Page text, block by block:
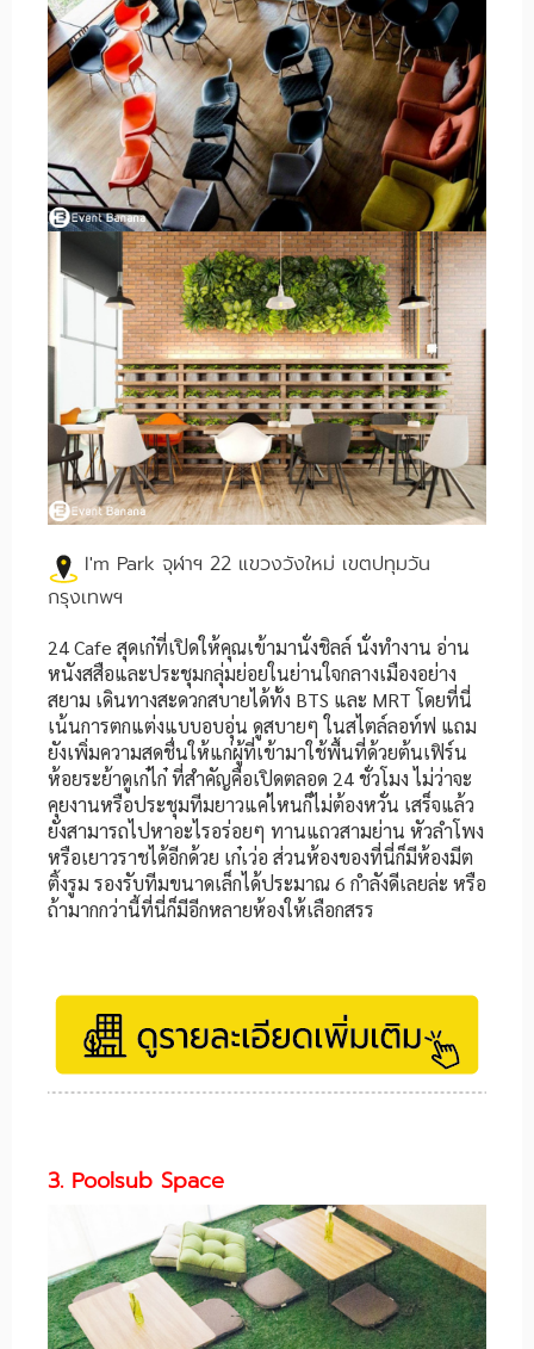
I'm Park จุฬาฯ 22 แขวงวังใหม่ เขตปทุมวัน
กรุงเทพฯ
24 Cafe สุดเก๋ที่เปิดให้คุณเข้ามานั่งชิลล์ นั่งทำงาน อ่าน
หนังสสือและประชุมกลุ่มย่อยในย่านใจกลางเมืองอย่าง
สยาม เดินทางสะดวกสบายได้ทั้ง BTS และ MRT โดยที่นี่
เน้นการตกแต่งแบบอบอุ่น ดูสบายๆ ในสไตล์ลอท์ฟ แถม
ยังเพิ่มความสดชื่นให้แก่ผู้ที่เข้ามาใช้พื้นที่ด้วยต้นเฟิร์น
ห้อยระย้าดูเก๋ไก๋ ที่สำคัญคือเปิดตลอด 24 ชั่วโมง ไม่ว่าจะ
คุยงานหรือประชุมทีมยาวแค่ไหนก็ไม่ต้องหวั่น เสร็จแล้ว
ยังสามารถไปหาอะไรอร่อยๆ ทานแถวสามย่าน หัวลำโพง
หรือเยาวราชได้อีกด้วย เก๋เว่อ ส่วนห้องของที่นี่ก็มีห้องมีต
ติ้งรูม รองรับทีมขนาดเล็กได้ประมาณ 6 กำลังดีเลยล่ะ หรือ
ถ้ามากกว่านี้ที่นี่ก็มีอีกหลายห้องให้เลือกสรร
3. Poolsub Space